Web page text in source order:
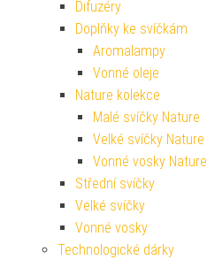
Difuzéry
Doplňky ke svíčkám
Aromalampy
Vonné oleje
Nature kolekce
Malé svíčky Nature
Velké svíčky Nature
Vonné vosky Nature
Střední svíčky
Velké svíčky
Vonné vosky
Technologické dárky